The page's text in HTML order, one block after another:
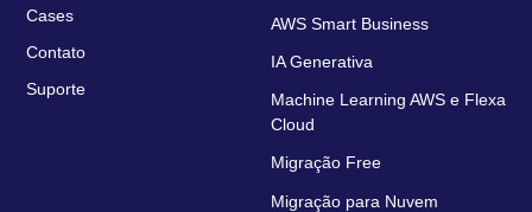
Cases
Contato
Suporte
AWS Smart Business
IA Generativa
Machine Learning AWS e Flexa
Cloud
Migração Free
Migração para Nuvem